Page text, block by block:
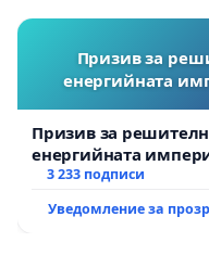
Призив за
енергийната
Призив за
енергийната
3 233 подписи
Уведомление за